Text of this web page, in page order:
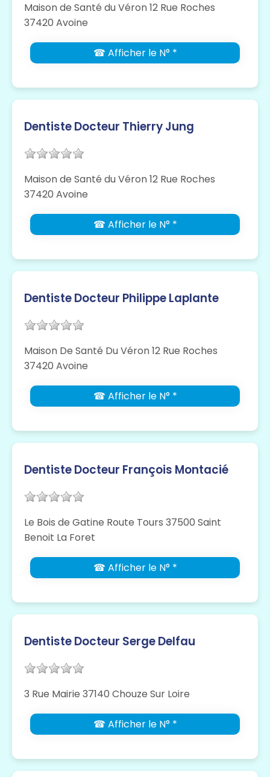
Maison de Santé du Véron 12 Rue Roches
37420 Avoine
☎ Afficher le N° *
Dentiste Docteur Thierry Jung
Maison de Santé du Véron 12 Rue Roches
37420 Avoine
☎ Afficher le N° *
Dentiste Docteur Philippe Laplante
Maison De Santé Du Véron 12 Rue Roches
37420 Avoine
☎ Afficher le N° *
Dentiste Docteur François Montacié
Le Bois de Gatine Route Tours 37500 Saint
Benoit La Foret
☎ Afficher le N° *
Dentiste Docteur Serge Delfau
3 Rue Mairie 37140 Chouze Sur Loire
☎ Afficher le N° *